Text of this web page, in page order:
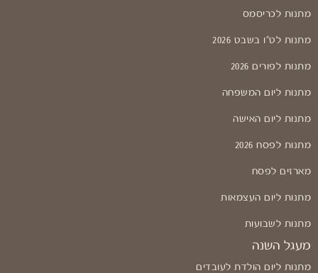
מתנות לכריסמס
מתנות לט"ו בשבט 2026
מתנות לפורים 2026
מתנות ליום המשפחה
מתנות ליום האישה
מתנות לפסח 2026
מארזים לפסח
מתנות ליום העצמאות
מתנות לשבועות
מעגל השנה
מתנות ליום הולדת לעובדים